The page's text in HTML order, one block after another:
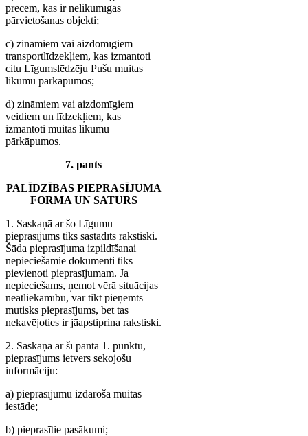
precēm, kas ir nelikumīgas
pārvietošanas objekti;
c) zināmiem vai aizdomīgiem
transportlīdzekļiem, kas izmantoti
citu Līgumslēdzēju Pušu muitas
likumu pārkāpumos;
d) zināmiem vai aizdomīgiem
veidiem un līdzekļiem, kas
izmantoti muitas likumu
pārkāpumos.
7. pants
PALĪDZĪBAS PIEPRASĪJUMA
FORMA UN SATURS
1. Saskaņā ar šo Līgumu
pieprasījums tiks sastādīts rakstiski.
Šāda pieprasījuma izpildīšanai
nepieciešamie dokumenti tiks
pievienoti pieprasījumam. Ja
nepieciešams, ņemot vērā situācijas
neatliekamību, var tikt pieņemts
mutisks pieprasījums, bet tas
nekavējoties ir jāapstiprina rakstiski.
2. Saskaņā ar šī panta 1. punktu,
pieprasījums ietvers sekojošu
informāciju:
a) pieprasījumu izdarošā muitas
iestāde;
b) pieprasītie pasākumi;